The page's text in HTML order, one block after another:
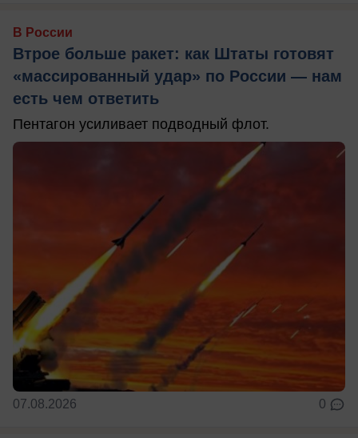
В России
Втрое больше ракет: как Штаты готовят
«массированный удар» по России — нам
есть чем ответить
Пентагон усиливает подводный флот.
07.08.2026 0